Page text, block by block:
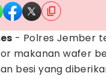
- Polres Jember
makanan wafer
besi yang